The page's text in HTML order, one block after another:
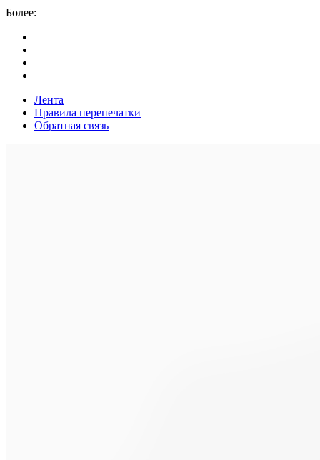
Более:
Лента
Правила перепечатки
Обратная связь